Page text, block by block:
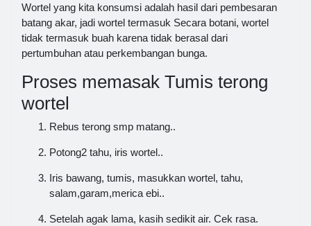
Wortel yang kita konsumsi adalah hasil dari pembesaran
batang akar, jadi wortel termasuk Secara botani, wortel
tidak termasuk buah karena tidak berasal dari
pertumbuhan atau perkembangan bunga.
Proses memasak Tumis terong
wortel
Rebus terong smp matang..
Potong2 tahu, iris wortel..
Iris bawang, tumis, masukkan wortel, tahu,
salam,garam,merica ebi..
Setelah agak lama, kasih sedikit air. Cek rasa.